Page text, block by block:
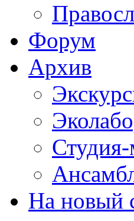
Форум
Архив
Студия-
На новый